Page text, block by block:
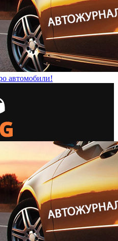
автомобили!